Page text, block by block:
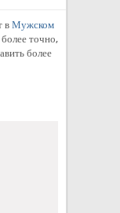
в Мужском
точно,
более